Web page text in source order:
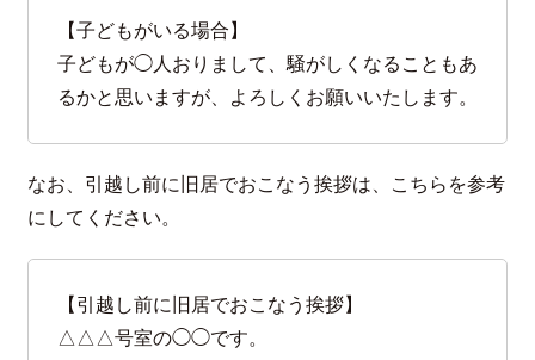
【子どもがいる場合】
子どもが◯人おりまして、騒がしくなることもあ
るかと思いますが、よろしくお願いいたします。
なお、引越し前に旧居でおこなう挨拶は、こちらを参考
にしてください。
【引越し前に旧居でおこなう挨拶】
△△△号室の◯◯です。